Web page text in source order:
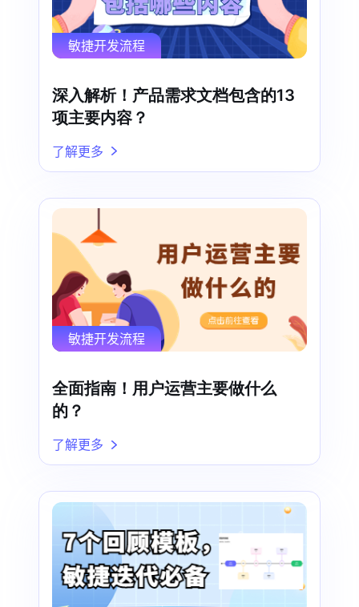
敏捷开发流程
深入解析！产品需求文档包含的13
项主要内容？
了解更多
敏捷开发流程
全面指南！用户运营主要做什么
的？
了解更多